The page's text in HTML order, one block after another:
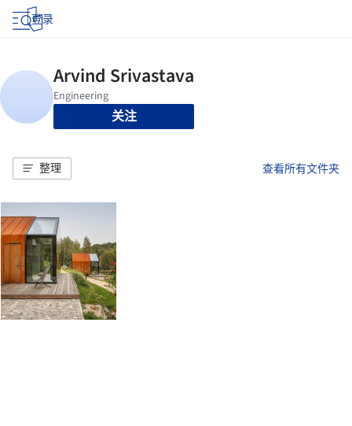
登录
关注
整理 查看所有文件夹